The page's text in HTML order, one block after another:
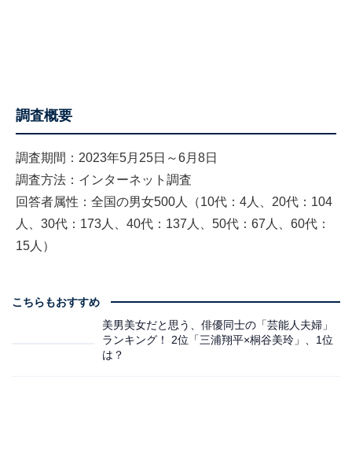
調査概要
調査期間：2023年5月25日～6月8日
調査方法：インターネット調査
回答者属性：全国の男女500人（10代：4人、20代：104
人、30代：173人、40代：137人、50代：67人、60代：
15人）
こちらもおすすめ
美男美女だと思う、俳優同士の「芸能人夫婦」
ランキング！ 2位「三浦翔平×桐谷美玲」、1位
は？